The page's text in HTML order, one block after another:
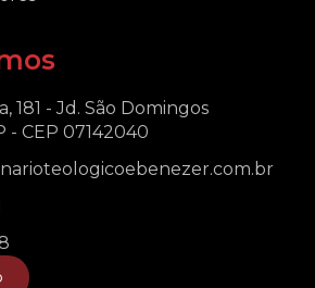
181 - Jd. São Domingos
- CEP 07142040